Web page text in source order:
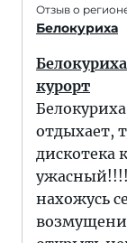
Отзыв о
Белокуриха
курорт
отдыхает,
дискотека
нахожусь